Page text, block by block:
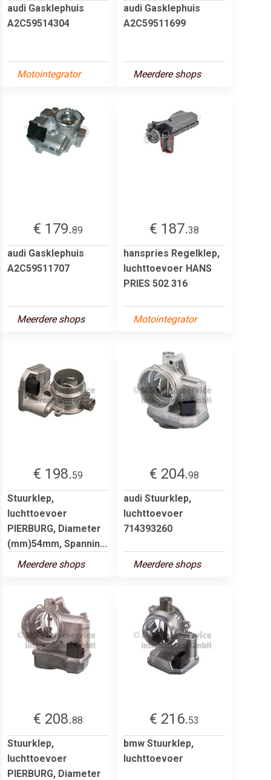
audi Gasklephuis
A2C59514304
Motointegrator
audi Gasklephuis
A2C59511699
Meerdere shops
€ 179.89
audi Gasklephuis
A2C59511707
Meerdere shops
€ 187.38
hanspries Regelklep,
luchttoevoer HANS
PRIES 502 316
Motointegrator
€ 198.59
Stuurklep,
luchttoevoer
PIERBURG, Diameter
(mm)54mm, Spannin...
Meerdere shops
€ 204.98
audi Stuurklep,
luchttoevoer
714393260
Meerdere shops
€ 208.88
Stuurklep,
luchttoevoer
PIERBURG, Diameter
€ 216.53
bmw Stuurklep,
luchttoevoer